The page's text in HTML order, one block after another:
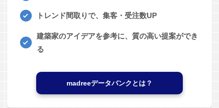
トレンド間取りで、集客・受注数UP
建築家のアイデアを参考に、質の高い提案ができ
る
madreeデータバンクとは？